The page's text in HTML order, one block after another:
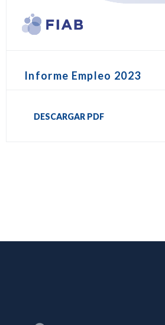
Informe Empleo 2023
DESCARGAR PDF